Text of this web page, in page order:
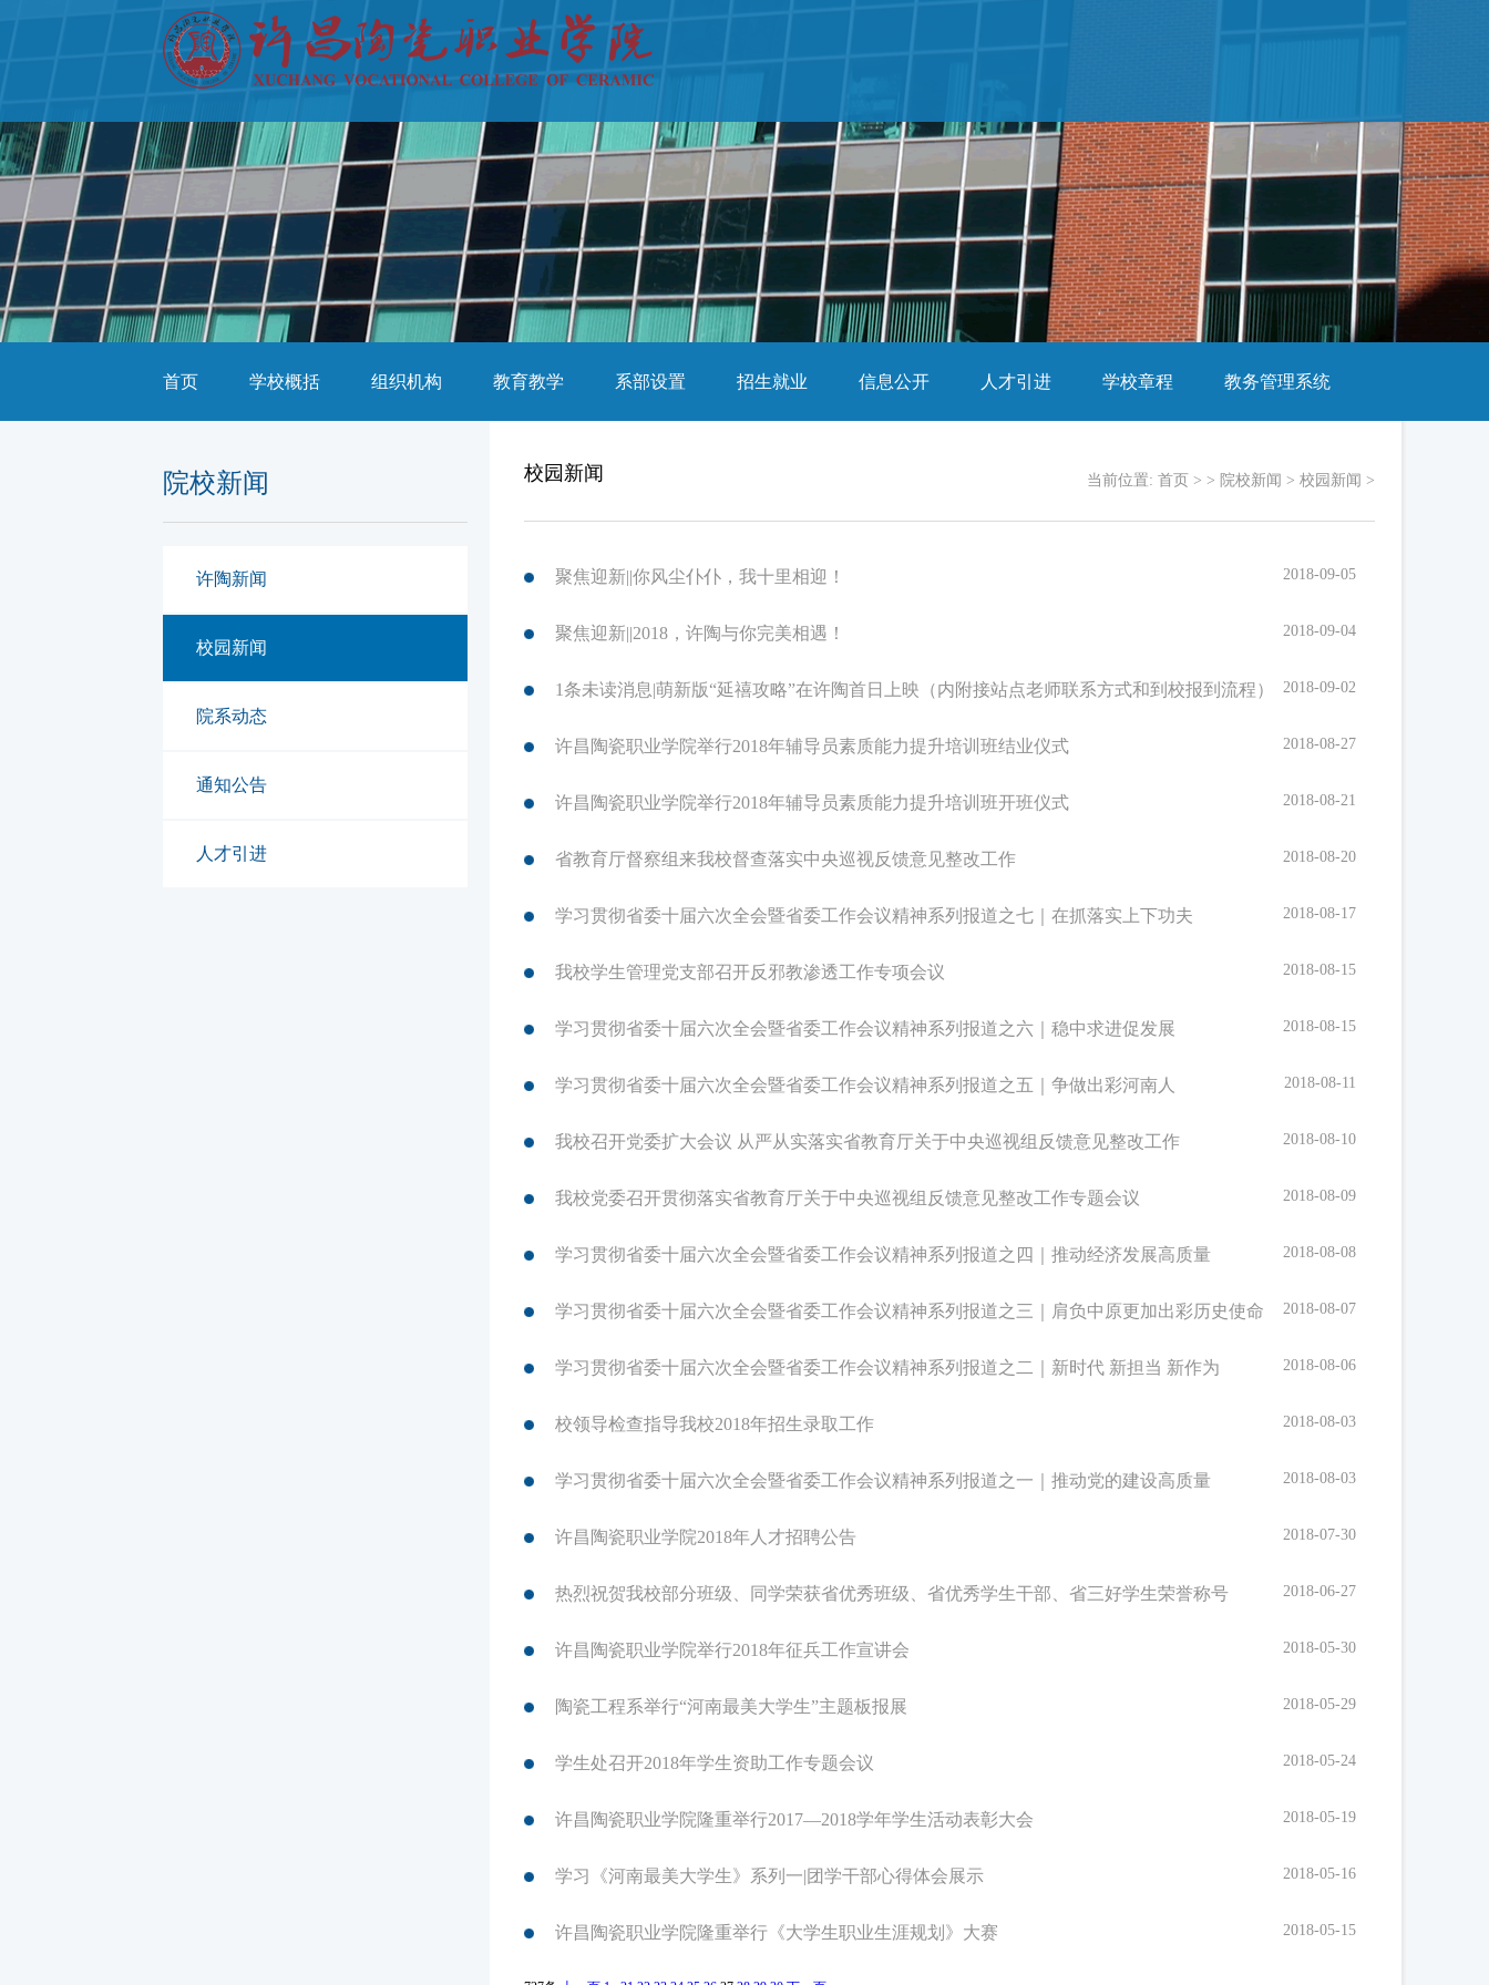
首页 学校概括 组织机构 教育教学 系部设置 招生就业 信息公开 人才引进 学校章程 教务管理系统
院校新闻
许陶新闻
校园新闻
院系动态
通知公告
人才引进
校园新闻 当前位置: 首页 > > 院校新闻 > 校园新闻 >
2018-09-05
聚焦迎新||你风尘仆仆，我十里相迎！
2018-09-04
聚焦迎新||2018，许陶与你完美相遇！
2018-09-02
1条未读消息|萌新版“延禧攻略”在许陶首日上映（内附接站点老师联系方式和到校报到流程）
2018-08-27
许昌陶瓷职业学院举行2018年辅导员素质能力提升培训班结业仪式
2018-08-21
许昌陶瓷职业学院举行2018年辅导员素质能力提升培训班开班仪式
2018-08-20
省教育厅督察组来我校督查落实中央巡视反馈意见整改工作
2018-08-17
学习贯彻省委十届六次全会暨省委工作会议精神系列报道之七｜在抓落实上下功夫
2018-08-15
我校学生管理党支部召开反邪教渗透工作专项会议
2018-08-15
学习贯彻省委十届六次全会暨省委工作会议精神系列报道之六｜稳中求进促发展
2018-08-11
学习贯彻省委十届六次全会暨省委工作会议精神系列报道之五｜争做出彩河南人
2018-08-10
我校召开党委扩大会议 从严从实落实省教育厅关于中央巡视组反馈意见整改工作
2018-08-09
我校党委召开贯彻落实省教育厅关于中央巡视组反馈意见整改工作专题会议
2018-08-08
学习贯彻省委十届六次全会暨省委工作会议精神系列报道之四｜推动经济发展高质量
2018-08-07
学习贯彻省委十届六次全会暨省委工作会议精神系列报道之三｜肩负中原更加出彩历史使命
2018-08-06
学习贯彻省委十届六次全会暨省委工作会议精神系列报道之二｜新时代 新担当 新作为
2018-08-03
校领导检查指导我校2018年招生录取工作
2018-08-03
学习贯彻省委十届六次全会暨省委工作会议精神系列报道之一｜推动党的建设高质量
2018-07-30
许昌陶瓷职业学院2018年人才招聘公告
2018-06-27
热烈祝贺我校部分班级、同学荣获省优秀班级、省优秀学生干部、省三好学生荣誉称号
2018-05-30
许昌陶瓷职业学院举行2018年征兵工作宣讲会
2018-05-29
陶瓷工程系举行“河南最美大学生”主题板报展
2018-05-24
学生处召开2018年学生资助工作专题会议
2018-05-19
许昌陶瓷职业学院隆重举行2017—2018学年学生活动表彰大会
2018-05-16
学习《河南最美大学生》系列一|团学干部心得体会展示
2018-05-15
许昌陶瓷职业学院隆重举行《大学生职业生涯规划》大赛